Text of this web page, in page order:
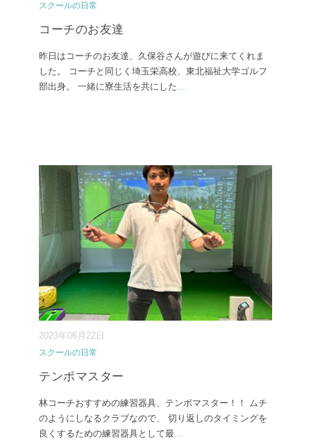
スクールの日常
コーチのお友達
昨日はコーチのお友達、久保谷さんが遊びに来てくれま
した。 コーチと同じく埼玉栄高校、東北福祉大学ゴルフ
部出身。 一緒に寮生活を共にした...
2023年06月22日
スクールの日常
テンポマスター
林コーチおすすめの練習器具、テンポマスター！！ ムチ
のようにしなるクラブなので、 切り返しのタイミングを
良くするための練習器具として最...